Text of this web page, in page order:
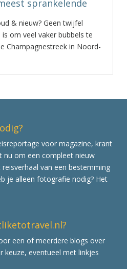
sprankelende
& nieuw? Geen twijfel
om veel vaker bubbels te
Champagnestreek in Noord-
voor magazine, krant
nu om een compleet nieuw
van een bestemming
je alleen fotografie nodig? Het
een of meerdere blogs over
keuze, eventueel met linkjes